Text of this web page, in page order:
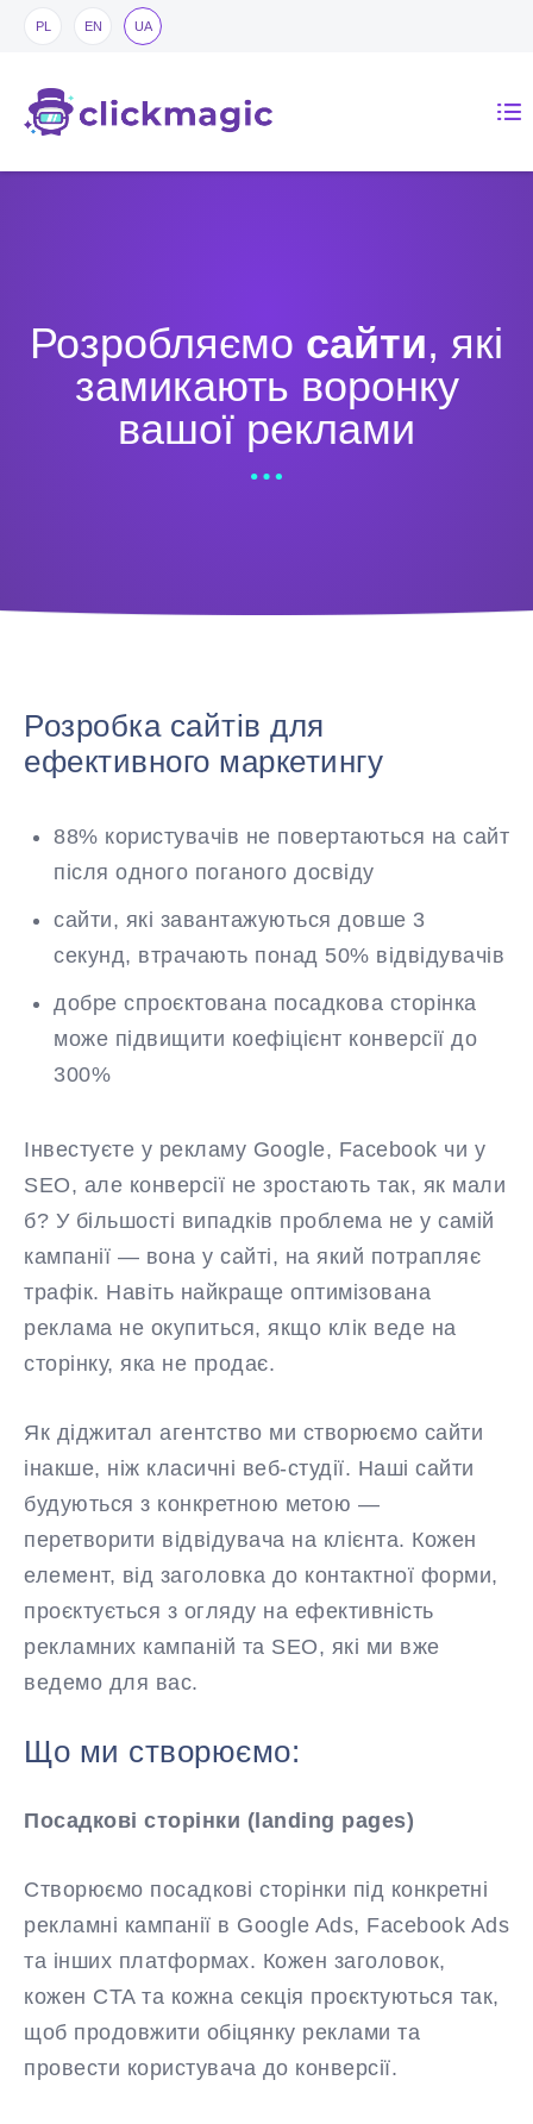
PL EN UA
Розробляємо сайти, які
замикають воронку
вашої реклами
Розробка сайтів для
ефективного маркетингу
88% користувачів не повертаються на сайт
після одного поганого досвіду
сайти, які завантажуються довше 3
секунд, втрачають понад 50% відвідувачів
добре спроєктована посадкова сторінка
може підвищити коефіцієнт конверсії до
300%
Інвестуєте у рекламу Google, Facebook чи у
SEO, але конверсії не зростають так, як мали
б? У більшості випадків проблема не у самій
кампанії — вона у сайті, на який потрапляє
трафік. Навіть найкраще оптимізована
реклама не окупиться, якщо клік веде на
сторінку, яка не продає.
Як діджитал агентство ми створюємо сайти
інакше, ніж класичні веб-студії. Наші сайти
будуються з конкретною метою —
перетворити відвідувача на клієнта. Кожен
елемент, від заголовка до контактної форми,
проєктується з огляду на ефективність
рекламних кампаній та SEO, які ми вже
ведемо для вас.
Що ми створюємо:
Посадкові сторінки (landing pages)
Створюємо посадкові сторінки під конкретні
рекламні кампанії в Google Ads, Facebook Ads
та інших платформах. Кожен заголовок,
кожен CTA та кожна секція проєктуються так,
щоб продовжити обіцянку реклами та
провести користувача до конверсії.